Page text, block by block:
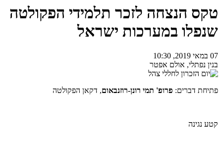
טקס הנצחה לזכר תלמידי הפקולטה
שנפלו במערכות ישראל
07 במאי 2019, 10:30
בנין נפתלי, אולם אפטר
פתיחת דברים: פרופ' תמי רונן-רוזנבאום, דקאן הפקולטה
קטע נגינה